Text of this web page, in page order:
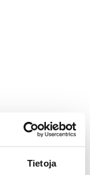
Tietoja